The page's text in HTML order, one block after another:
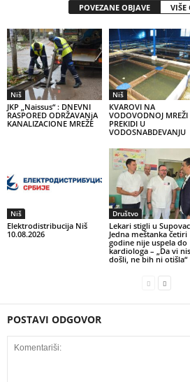
POVEZANE OBJAVE VIŠE
Niš
JKP „Naissus“ : DNEVNI
RASPORED ODRŽAVANjA
KANALIZACIONE MREŽE
Niš
КVAROVI NA
VODOVODNOJ MREŽI
PREКIDI U
VODOSNABDEVANJU
Niš
Elektrodistribucija Niš
10.08.2026
Društvo
Lekari stigli u
Jedna meštanka četiri
godine nije uspela do
kardiologa – „Da vi
došli, ne bih ni otišla“
POSTAVI ODGOVOR